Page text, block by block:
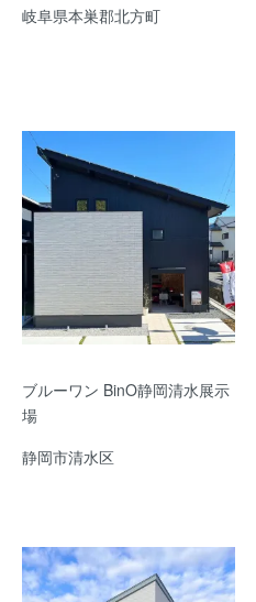
岐阜県本巣郡北方町
ブルーワン BinO静岡清水展示
場
静岡市清水区